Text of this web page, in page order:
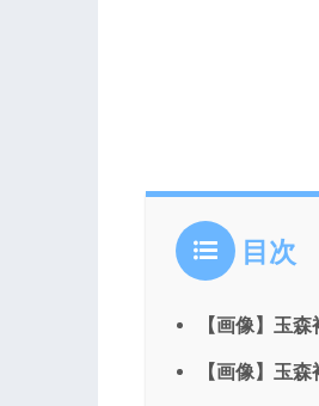
目次
【画像】玉
【画像】玉